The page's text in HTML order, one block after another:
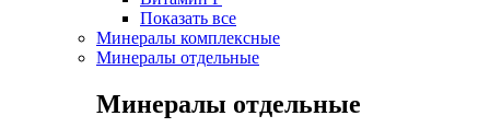
Показать все
Минералы комплексные
Минералы отдельные
Минералы отдельные